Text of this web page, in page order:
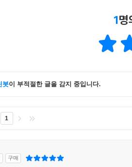
, 중력, 무게중심 등 한 컷의 완성도
생동감을 불어넣고 싶은 분
의 시선을 사로잡는 역동적인 구도를
물만 있는 그림이 아니라, 스토리가 담
1명
봇이 부적절한 글을 감지 중입니다.
1
구매